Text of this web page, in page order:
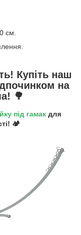
см.
Купіть наш
на
🌳
під гамак для
🏕️